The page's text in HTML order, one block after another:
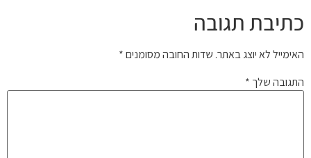
כתיבת תגובה
האימייל לא יוצג באתר. שדות החובה מסומנים*
התגובה שלך *